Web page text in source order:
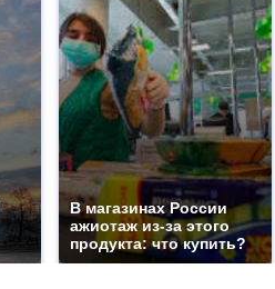
В магазинах России
ажиотаж из-за этого
продукта: что купить?